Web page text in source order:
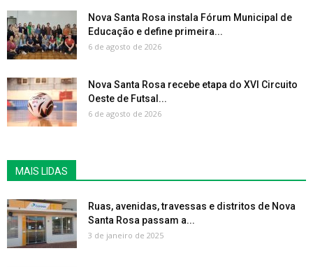
Nova Santa Rosa instala Fórum Municipal de
Educação e define primeira...
6 de agosto de 2026
Nova Santa Rosa recebe etapa do XVI Circuito
Oeste de Futsal...
6 de agosto de 2026
MAIS LIDAS
Ruas, avenidas, travessas e distritos de Nova
Santa Rosa passam a...
3 de janeiro de 2025